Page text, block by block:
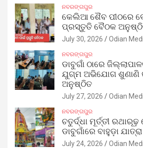
ନବରଙ୍ଗପୁର
କେଲିଆ ଶୈବ ପୀଠରେ
ପ୍ରସ୍ତୁତି ବୈଠକ
July 30, 2026 Odian
ନବରଙ୍ଗପୁର
ଡାବୁଗାଁ ଠାରେ
ଯୁଗ୍ମ ଅଭିଯୋଗ ଶୁଣାଣି
ଅନୁଷ୍ଠିତ
July 27, 2026 Odian
ନବରଙ୍ଗପୁର
ଚତୁର୍ଦ୍ଧା ମୂର୍ତ୍ତୀ ରଥାରୂଢ଼
ଡାବୁଗାଁରେ ବାହୁଡ଼ା
July 24, 2026 Odian